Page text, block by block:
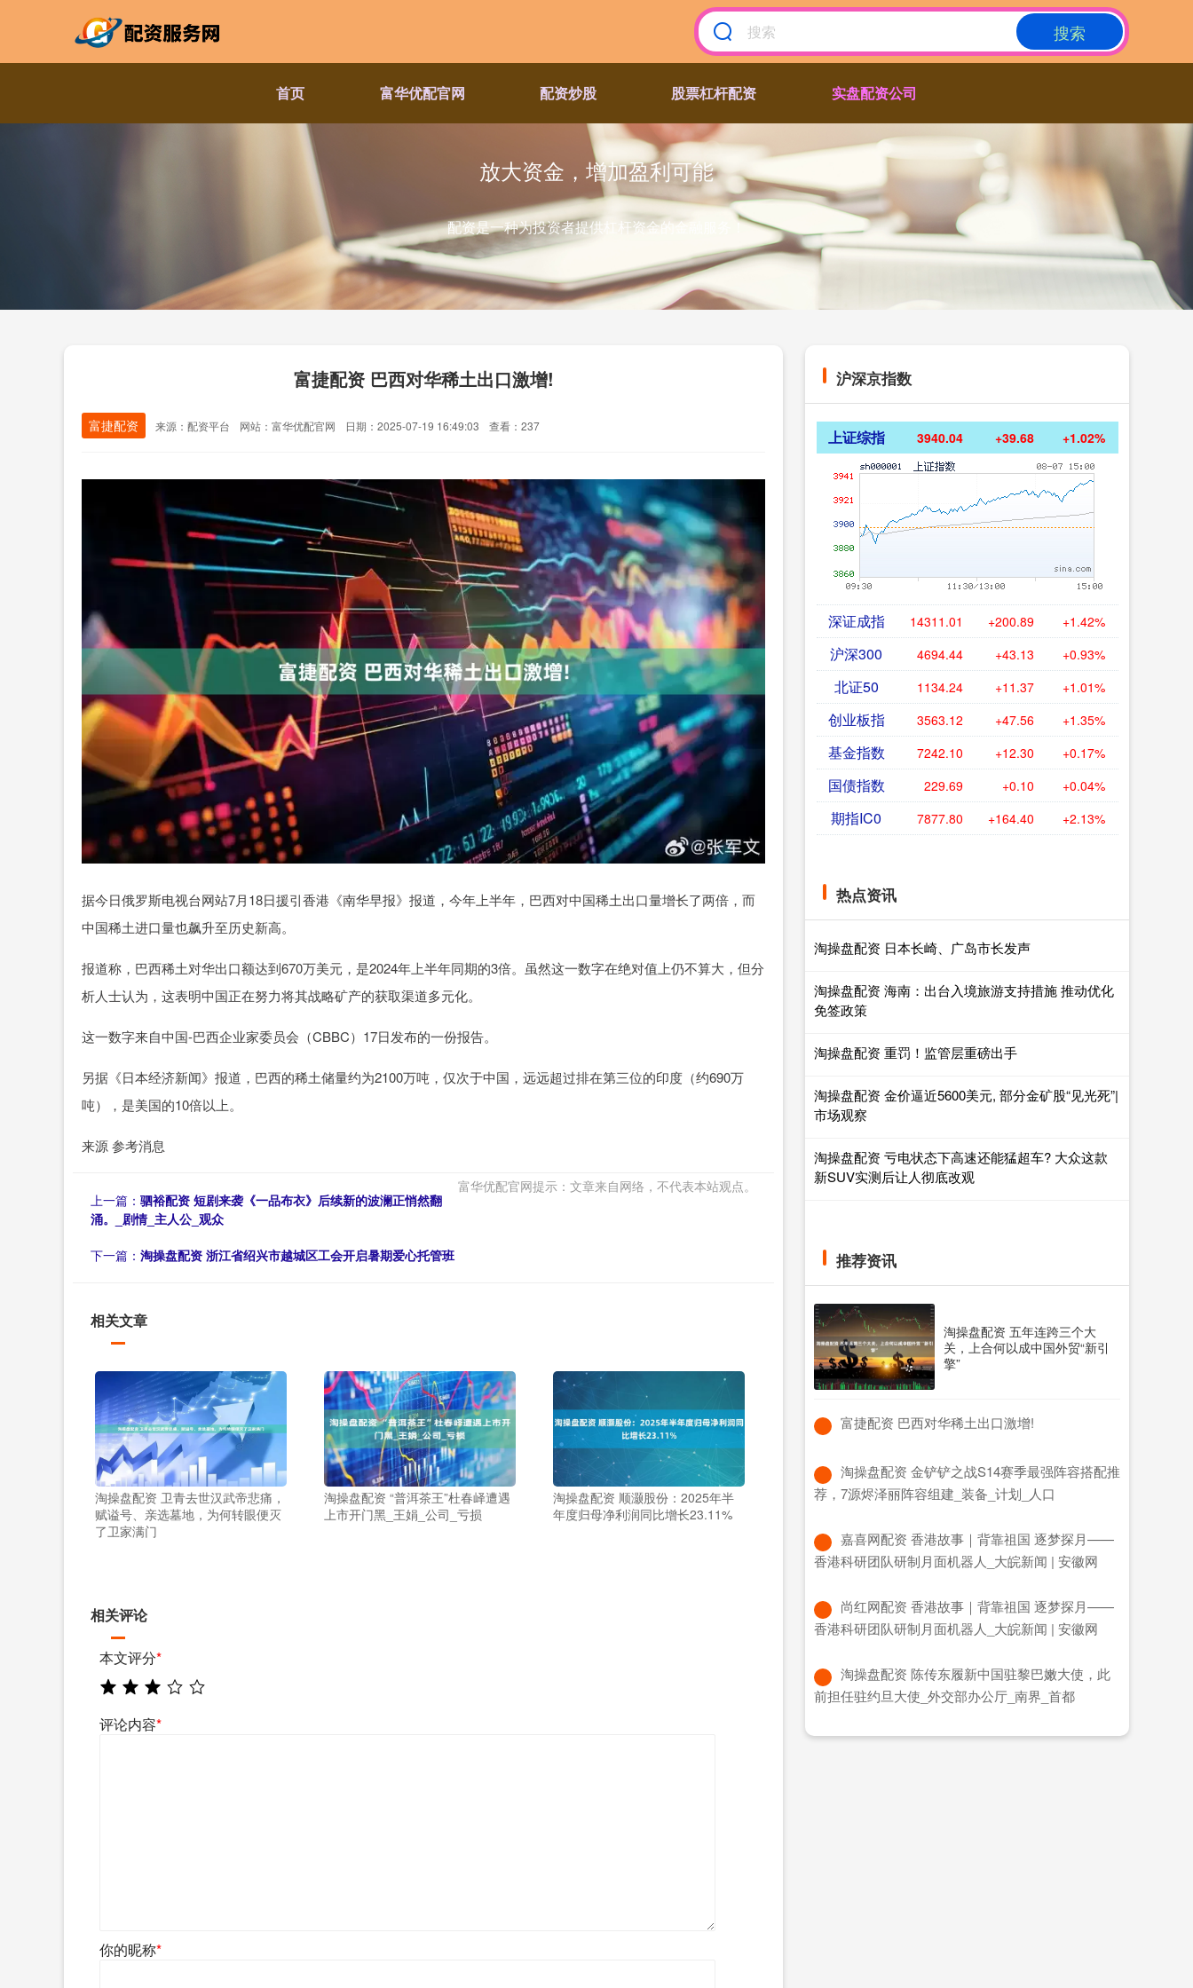
搜索
首页 富华优配官网 配资炒股 股票杠杆配资 实盘配资公司
放大资金，增加盈利可能
配资是一种为投资者提供杠杆资金的金融服务！
富捷配资 巴西对华稀土出口激增!
富捷配资 来源：配资平台 网站：富华优配官网 日期：2025-07-19 16:49:03 查看：237
据今日俄罗斯电视台网站7月18日援引香港《南华早报》报道，今年上半年，巴西对中国稀土出口量增长了两倍，而
中国稀土进口量也飙升至历史新高。
报道称，巴西稀土对华出口额达到670万美元，是2024年上半年同期的3倍。虽然这一数字在绝对值上仍不算大，但分
析人士认为，这表明中国正在努力将其战略矿产的获取渠道多元化。
这一数字来自中国-巴西企业家委员会（CBBC）17日发布的一份报告。
另据《日本经济新闻》报道，巴西的稀土储量约为2100万吨，仅次于中国，远远超过排在第三位的印度（约690万
吨），是美国的10倍以上。
来源 参考消息
富华优配官网提示：文章来自网络，不代表本站观点。
上一篇： 驷裕配资 短剧来袭《一品布衣》后续新的波澜正悄然翻
涌。_剧情_主人公_观众
下一篇： 淘操盘配资 浙江省绍兴市越城区工会开启暑期爱心托管班
相关文章
淘操盘配资 卫青去世汉武帝悲痛，
赋谥号、亲选墓地，为何转眼便灭
了卫家满门
淘操盘配资 “普洱茶王”杜春峄遭遇
上市开门黑_王娟_公司_亏损
淘操盘配资 顺灏股份：2025年半
年度归母净利润同比增长23.11%
相关评论
本文评分*
评论内容*
你的昵称*
沪深京指数
上证综指 3940.04 +39.68 +1.02%
深证成指 14311.01 +200.89 +1.42%
沪深300 4694.44 +43.13 +0.93%
北证50 1134.24 +11.37 +1.01%
创业板指 3563.12 +47.56 +1.35%
基金指数 7242.10 +12.30 +0.17%
国债指数 229.69 +0.10 +0.04%
期指IC0 7877.80 +164.40 +2.13%
热点资讯
淘操盘配资 日本长崎、广岛市长发声
淘操盘配资 海南：出台入境旅游支持措施 推动优化
免签政策
淘操盘配资 重罚！监管层重磅出手
淘操盘配资 金价逼近5600美元, 部分金矿股“见光死”|
市场观察
淘操盘配资 亏电状态下高速还能猛超车? 大众这款
新SUV实测后让人彻底改观
推荐资讯
淘操盘配资 五年连跨三个大
关，上合何以成中国外贸“新引
擎”
​富捷配资 巴西对华稀土出口激增!
​淘操盘配资 金铲铲之战S14赛季最强阵容搭配推
荐，7源烬泽丽阵容组建_装备_计划_人口
​嘉喜网配资 香港故事｜背靠祖国 逐梦探月——
香港科研团队研制月面机器人_大皖新闻 | 安徽网
​尚红网配资 香港故事｜背靠祖国 逐梦探月——
香港科研团队研制月面机器人_大皖新闻 | 安徽网
​淘操盘配资 陈传东履新中国驻黎巴嫩大使，此
前担任驻约旦大使_外交部办公厅_南界_首都